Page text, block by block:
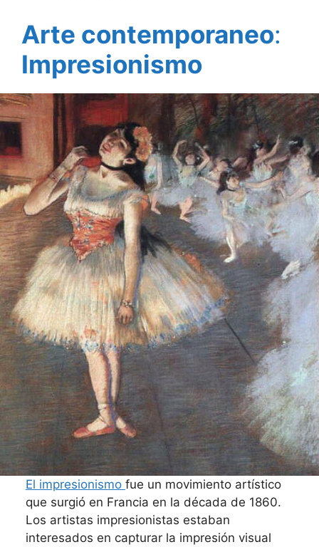
Arte contemporaneo:
Impresionismo
El impresionismo fue un movimiento artístico
que surgió en Francia en la década de 1860.
Los artistas impresionistas estaban
interesados en capturar la impresión visual